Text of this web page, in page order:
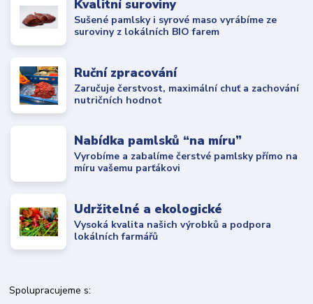
Kvalitní suroviny
Sušené pamlsky i syrové maso vyrábíme ze
suroviny z lokálních BIO farem
Ruční zpracování
Zaručuje čerstvost, maximální chuť a zachování
nutričních hodnot
Nabídka pamlsků “na míru”
Vyrobíme a zabalíme čerstvé pamlsky přímo na
míru vašemu parťákovi
Udržitelné a ekologické
Vysoká kvalita našich výrobků a podpora
lokálních farmářů
Spolupracujeme s: